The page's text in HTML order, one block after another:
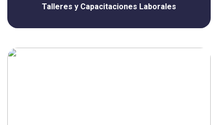
Talleres y Capacitaciones Laborales